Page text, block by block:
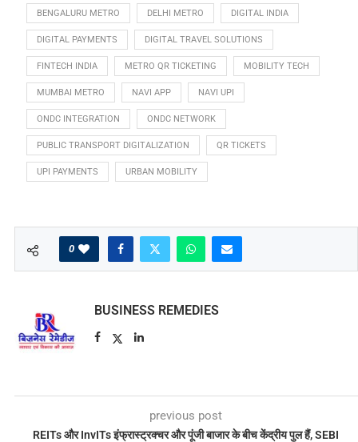
BENGALURU METRO DELHI METRO DIGITAL INDIA
DIGITAL PAYMENTS DIGITAL TRAVEL SOLUTIONS
FINTECH INDIA METRO QR TICKETING MOBILITY TECH
MUMBAI METRO NAVI APP NAVI UPI
ONDC INTEGRATION ONDC NETWORK
PUBLIC TRANSPORT DIGITALIZATION QR TICKETS
UPI PAYMENTS URBAN MOBILITY
0
BUSINESS REMEDIES
previous post
REITs और InvITs इंफ्रास्ट्रक्चर और पूंजी बाजार के बीच केंद्रीय पुल हैं, SEBI